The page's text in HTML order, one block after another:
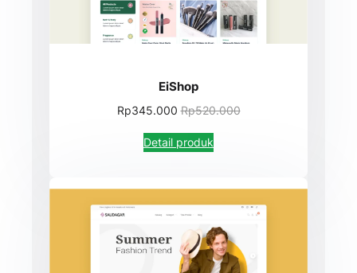
EiShop
Rp345.000 Rp520.000
Detail produk